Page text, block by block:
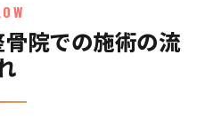
院での施術の流